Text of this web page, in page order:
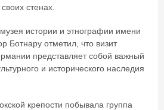
стенах.
истории и этнографии имени
Ботнару отметил, что визит
представляет собой важный
и исторического наследия
крепости побывала группа